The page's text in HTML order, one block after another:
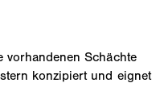
Schächte
konzipiert und eignet